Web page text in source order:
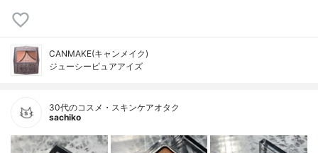
CANMAKE(キャンメイク)
ジューシーピュアアイズ
30代のコスメ・スキンケアオタク
sachiko